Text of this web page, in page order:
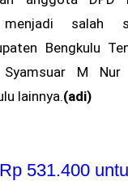
salah
Bengkulu
M
lainnya.(adi)
531.400